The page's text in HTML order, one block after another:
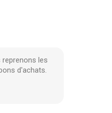
les
d'achats.